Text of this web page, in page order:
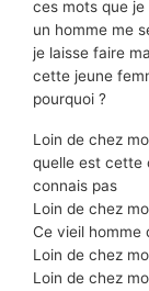
ces mots que
un homme me
je laisse faire
cette jeune
pourquoi ?
Loin de chez
quelle est cette
connais pas
Loin de chez
Ce vieil homme
Loin de chez
Loin de chez